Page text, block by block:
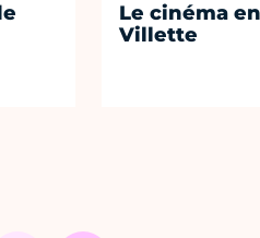
Le cinéma
Villette